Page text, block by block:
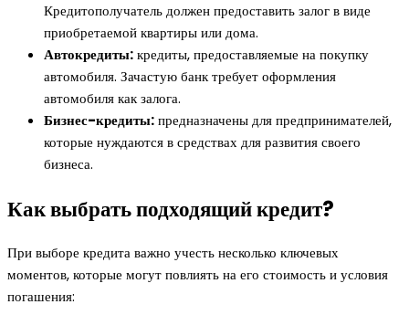
Кредитополучатель должен предоставить залог в виде
приобретаемой квартиры или дома.
Автокредиты:кредиты, предоставляемые на покупку
автомобиля. Зачастую банк требует оформления
автомобиля как залога.
Бизнес-кредиты:предназначены для предпринимателей,
которые нуждаются в средствах для развития своего
бизнеса.
Как выбрать подходящий кредит?
При выборе кредита важно учесть несколько ключевых
моментов, которые могут повлиять на его стоимость и условия
погашения: